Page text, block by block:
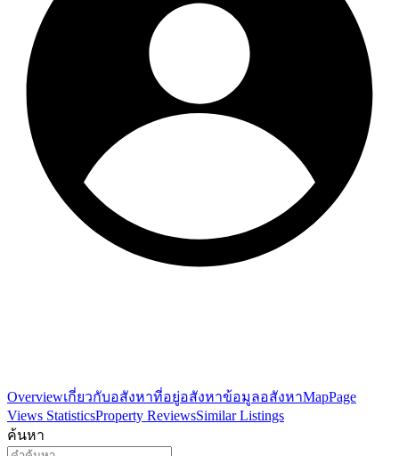
Overviewเกี่ยวกับอสังหาที่อยู่อสังหาข้อมูลอสังหาMapPage
Views StatisticsProperty ReviewsSimilar Listings
ค้นหา